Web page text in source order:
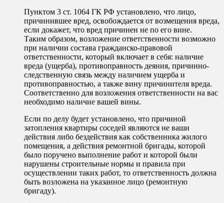
Пунктом 3 ст. 1064 ГК РФ установлено, что лицо,
причинившее вред, освобождается от возмещения вреда,
если докажет, что вред причинен не по его вине.
Таким образом, возложение ответственности возможно
при наличии состава гражданско-правовой
ответственности, который включает в себя: наличие
вреда (ущерба), противоправность деяния, причинно-
следственную связь между наличием ущерба и
противоправностью, а также вину причинителя вреда.
Соответственно для возложения ответственности на вас
необходимо наличие вашей вины.
Если по делу будет установлено, что причиной
затопления квартиры соседей являются не ваши
действия либо бездействия как собственника жилого
помещения, а действия ремонтной бригады, которой
было поручено выполнение работ и которой были
нарушены строительные нормы и правила при
осуществлении таких работ, то ответственность должна
быть возложена на указанное лицо (ремонтную
бригаду).